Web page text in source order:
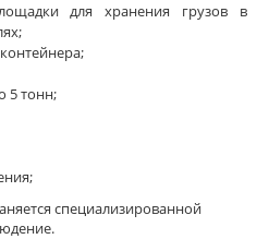
для хранения грузов в
5 тонн;
специализированной